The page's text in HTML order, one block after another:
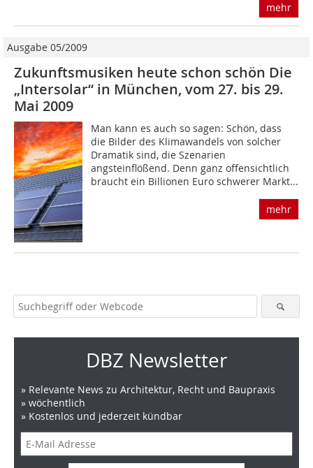
mehr
Ausgabe 05/2009
Zukunftsmusiken heute schon schön Die
„Intersolar“ in München, vom 27. bis 29.
Mai 2009
Man kann es auch so sagen: Schön, dass
die Bilder des Klimawandels von solcher
Dramatik sind, die Szenarien
angsteinflößend. Denn ganz offensichtlich
braucht ein Billionen Euro schwerer Markt...
mehr
DBZ Newsletter
» Relevante News zu Architektur, Recht und Baupraxis
» wöchentlich
» Kostenlos und jederzeit kündbar